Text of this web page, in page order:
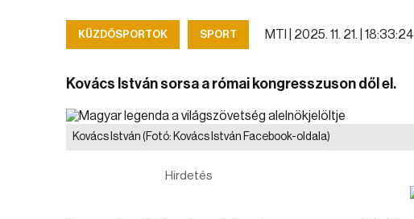
KÜZDŐSPORTOK SPORT MTI | 2025. 11. 21. | 18:33:24
Kovács István sorsa a római kongresszuson dől el.
Kovács István (Fotó: Kovács István Facebook-oldala)
Hirdetés